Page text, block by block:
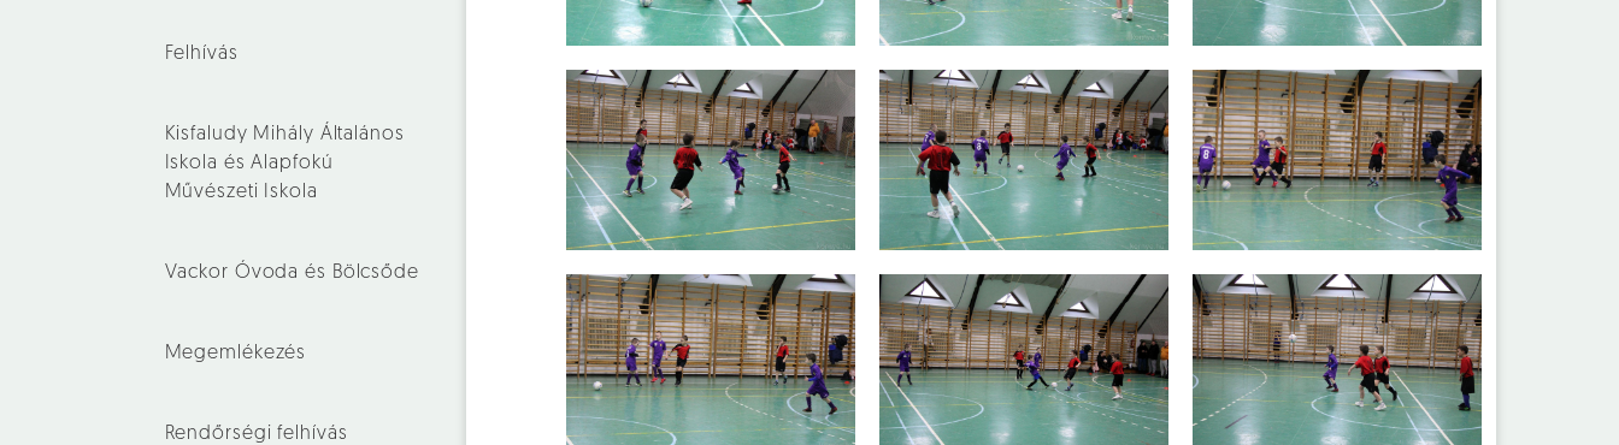
Felhívás
Kisfaludy Mihály Általános
Iskola és Alapfokú
Művészeti Iskola
Vackor Óvoda és Bölcsőde
Megemlékezés
Rendőrségi felhívás